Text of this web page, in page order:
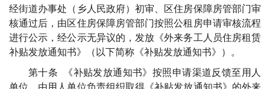
经街道办事处（乡人民政府）初审、区住房保障房管部门审
核通过后，由区住房保障房管部门按照公租房申请审核流程
进行公示，经公示无异议的，发放《外来务工人员住房租赁
补贴发放通知书》（以下简称《补贴发放通知书》）。
第十条 《补贴发放通知书》按照申请渠道反馈至用人
单位。由用人单位负责组织取得《补贴发放通知书》的外来